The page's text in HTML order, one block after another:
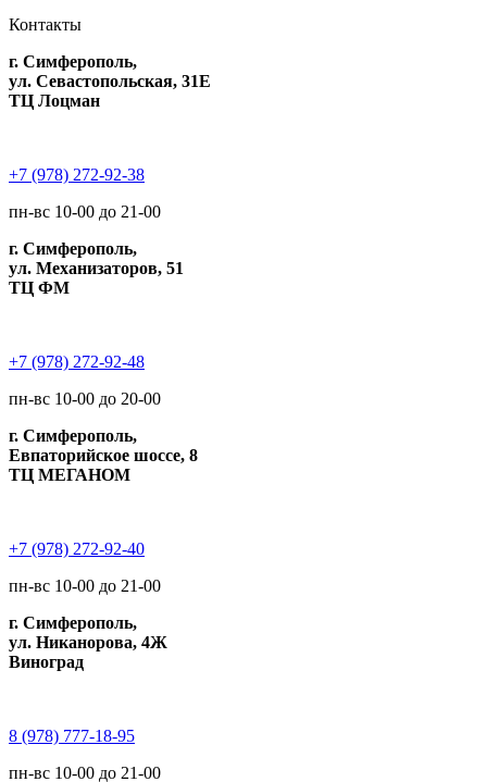
Контакты
г. Симферополь,
ул. Севастопольская, 31Е
ТЦ Лоцман
+7 (978) 272-92-38
пн-вс 10-00 до 21-00
г. Симферополь,
ул. Механизаторов, 51
ТЦ ФМ
+7 (978) 272-92-48
пн-вс 10-00 до 20-00
г. Симферополь,
Евпаторийское шоссе, 8
ТЦ МЕГАНОМ
+7 (978) 272-92-40
пн-вс 10-00 до 21-00
г. Симферополь,
ул. Никанорова, 4Ж
Виноград
8 (978) 777-18-95
пн-вс 10-00 до 21-00